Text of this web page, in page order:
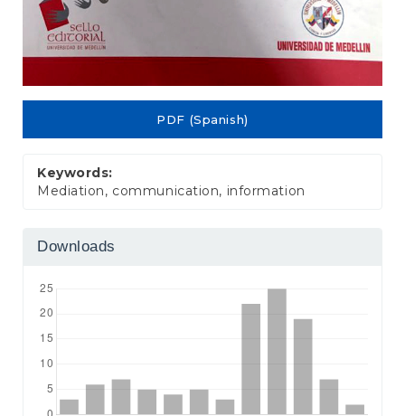
PDF (Spanish)
Keywords:
Mediation, communication, information
Downloads